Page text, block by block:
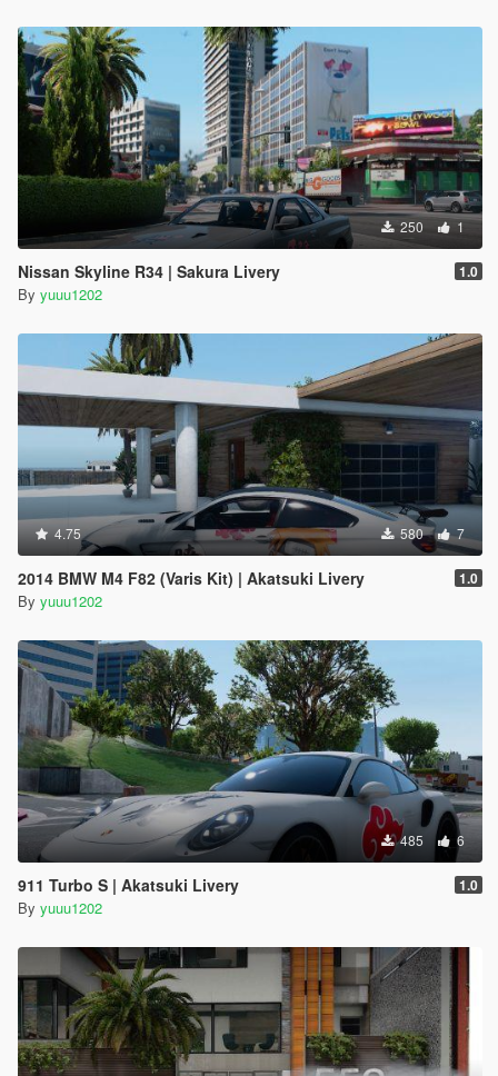
250 1
Nissan Skyline R34 | Sakura Livery 1.0
By yuuu1202
4.75 580 7
2014 BMW M4 F82 (Varis Kit) | Akatsuki Livery 1.0
By yuuu1202
485 6
911 Turbo S | Akatsuki Livery 1.0
By yuuu1202